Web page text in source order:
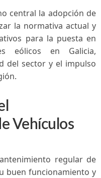
la normativa actual y
para ⁤la puesta en⁤
eólicos en Galicia,
del sector y el ⁤impulso
Vehículos
⁤buen funcionamiento y